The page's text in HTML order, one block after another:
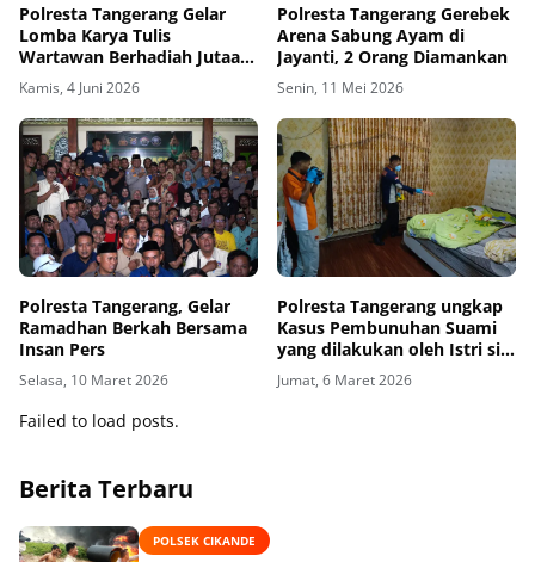
Polresta Tangerang Gelar
Lomba Karya Tulis
Wartawan Berhadiah Jutaan
Rupiah, Dalam Rangka
Sambut Hari Bhayangkara
ke-80
Kamis, 4 Juni 2026
Polresta Tangerang Gerebek
Arena Sabung Ayam di
Jayanti, 2 Orang Diamankan
Senin, 11 Mei 2026
Polresta Tangerang, Gelar
Ramadhan Berkah Bersama
Insan Pers
Selasa, 10 Maret 2026
Polresta Tangerang ungkap
Kasus Pembunuhan Suami
yang dilakukan oleh Istri siri
di Tigaraksa
Jumat, 6 Maret 2026
Failed to load posts.
Berita Terbaru
POLSEK CIKANDE